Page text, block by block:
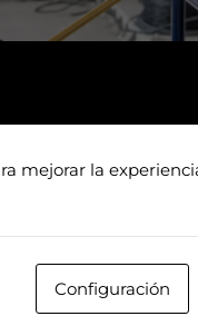
Descubre
un resultado
mejorar la
Configuración